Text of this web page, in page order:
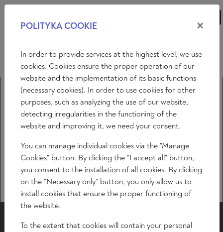
POLITYKA COOKIE ×
In order to provide services at the highest level, we use
cookies. Cookies ensure the proper operation of our
website and the implementation of its basic functions
(necessary cookies). In order to use cookies for other
purposes, such as analyzing the use of our website,
detecting irregularities in the functioning of the
website and improving it, we need your consent.
You can manage individual cookies via the "Manage
Cookies" button. By clicking the "I accept all" button,
you consent to the installation of all cookies. By clicking
on the "Necessary only" button, you only allow us to
install cookies that ensure the proper functioning of
the website.
To the extent that cookies will contain your personal